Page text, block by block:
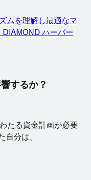
ムを理解し最適なマ
DIAMOND ハーバー
するか？
たる資金計画が必要
自分は、